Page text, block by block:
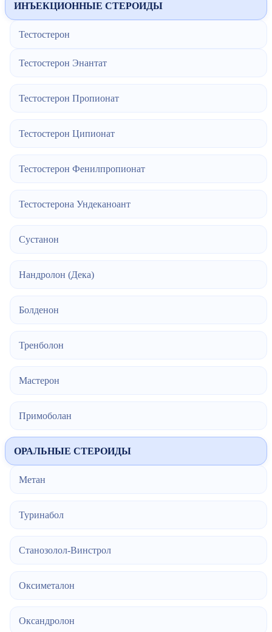
ИНЪЕКЦИОННЫЕ СТЕРОИДЫ
Тестостерон
Тестостерон Энантат
Тестостерон Пропионат
Тестостерон Ципионат
Тестостерон Фенилпропионат
Тестостерона Ундеканоант
Сустанон
Нандролон (Дека)
Болденон
Тренболон
Мастерон
Примоболан
ОРАЛЬНЫЕ СТЕРОИДЫ
Метан
Туринабол
Станозолол-Винстрол
Оксиметалон
Оксандролон